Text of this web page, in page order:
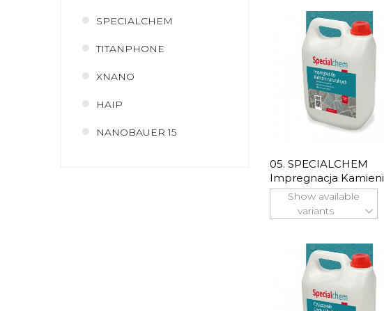
SPECIALCHEM
TITANPHONE
XNANO
HAIP
NANOBAUER 15
05. SPECIALCHEM
Impregnacja Kamieni
Naturalnych
Show available
variants